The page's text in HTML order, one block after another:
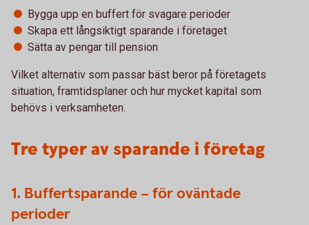
Bygga upp en buffert för svagare perioder
Skapa ett långsiktigt sparande i företaget
Sätta av pengar till pension
Vilket alternativ som passar bäst beror på företagets
situation, framtidsplaner och hur mycket kapital som
behövs i verksamheten.
Tre typer av sparande i företag
1. Buffertsparande – för oväntade
perioder